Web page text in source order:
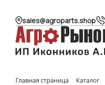
sales@agroparts.shop
Главная страница Каталог